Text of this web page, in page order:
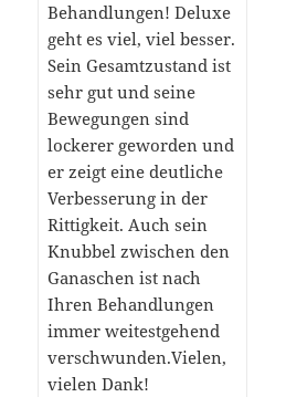
Behandlungen! Deluxe
geht es viel, viel besser.
Sein Gesamtzustand ist
sehr gut und seine
Bewegungen sind
lockerer geworden und
er zeigt eine deutliche
Verbesserung in der
Rittigkeit. Auch sein
Knubbel zwischen den
Ganaschen ist nach
Ihren Behandlungen
immer weitestgehend
verschwunden.Vielen,
vielen Dank!